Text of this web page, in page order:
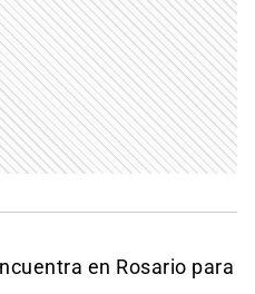
en Rosario para